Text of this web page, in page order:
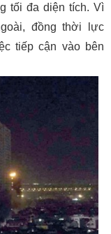
tối đa diện tích. Vì
đồng thời lực
tiếp cận vào bên